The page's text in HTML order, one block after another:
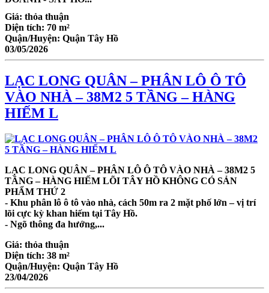
Giá: thỏa thuận
Diện tích: 70 m²
Quận/Huyện: Quận Tây Hồ
03/05/2026
LẠC LONG QUÂN – PHÂN LÔ Ô TÔ
VÀO NHÀ – 38M2 5 TẦNG – HÀNG
HIẾM L
LẠC LONG QUÂN – PHÂN LÔ Ô TÔ VÀO NHÀ – 38M2 5
TẦNG – HÀNG HIẾM LÕI TÂY HỒ KHÔNG CÓ SẢN
PHẨM THỨ 2
- Khu phân lô ô tô vào nhà, cách 50m ra 2 mặt phố lớn – vị trí
lõi cực kỳ khan hiếm tại Tây Hồ.
- Ngõ thông đa hướng,...
Giá: thỏa thuận
Diện tích: 38 m²
Quận/Huyện: Quận Tây Hồ
23/04/2026